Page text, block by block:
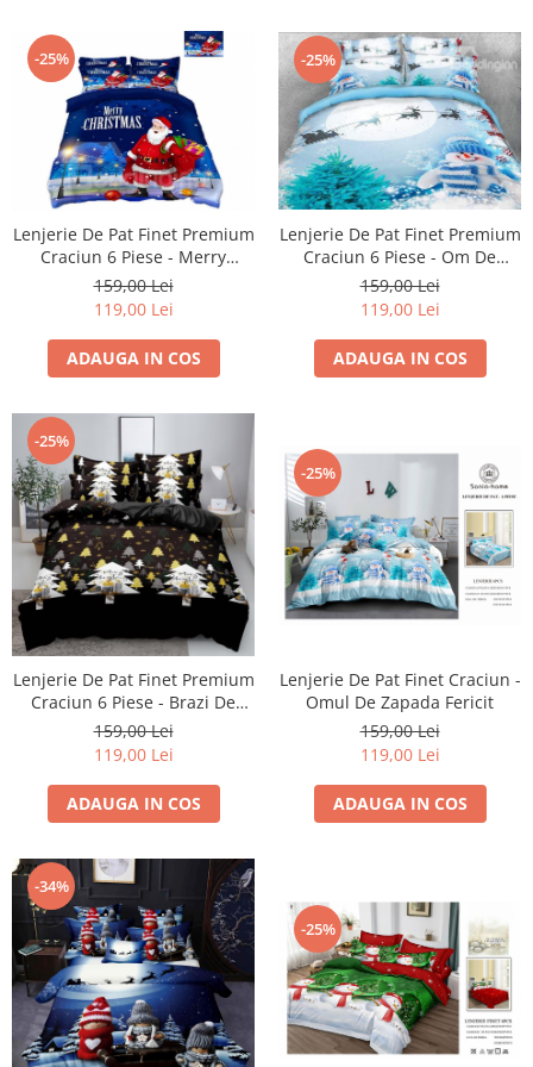
-25%
Lenjerie De Pat Finet Premium
Craciun 6 Piese - Merry
Christmas
159,00 Lei
119,00 Lei
ADAUGA IN COS
-25%
Lenjerie De Pat Finet Premium
Craciun 6 Piese - Om De
Zapada
159,00 Lei
119,00 Lei
ADAUGA IN COS
-25%
Lenjerie De Pat Finet Premium
Craciun 6 Piese - Brazi De
Craciun
159,00 Lei
119,00 Lei
ADAUGA IN COS
-25%
Lenjerie De Pat Finet Craciun -
Omul De Zapada Fericit
159,00 Lei
119,00 Lei
ADAUGA IN COS
-34%
-25%